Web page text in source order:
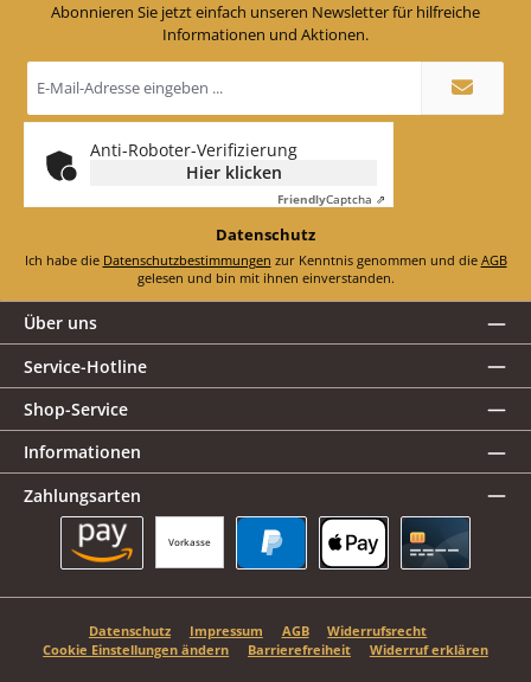
Abonnieren Sie jetzt einfach unseren Newsletter für hilfreiche
Informationen und Aktionen.
Mail-
*
Anti-Roboter-Verifizierung
Hier klicken
FriendlyCaptcha ⇗
Datenschutz
Ich habe die Datenschutzbestimmungen zur Kenntnis genommen und die AGB
gelesen und bin mit ihnen einverstanden.
Über uns
Service-Hotline
Shop-Service
Informationen
Zahlungsarten
Vorkasse
Datenschutz Impressum AGB
Widerrufsrecht
Cookie Einstellungen ändern
Barrierefreiheit Widerruf erklären